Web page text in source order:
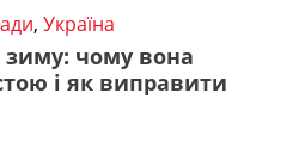
, Україна
зиму: чому вона
і як виправити